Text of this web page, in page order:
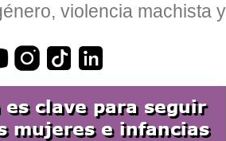
violencia machista